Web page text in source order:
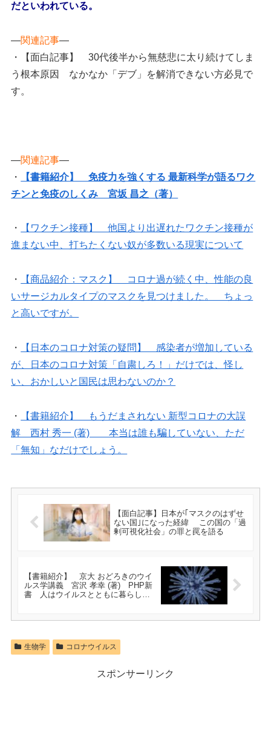
だといわれている。
—関連記事—
・【面白記事】 30代後半から無慈悲に太り続けてしま
う根本原因 なかなか「デブ」を解消できない方必見で
す。
—関連記事—
・
【書籍紹介】 免疫力を強くする 最新科学が語るワク
チンと免疫のしくみ 宮坂 昌之（著）
・
【ワクチン接種】 他国より出遅れたワクチン接種が
進まない中、打ちたくない奴が多数いる現実について
・
【商品紹介：マスク】 コロナ過が続く中、性能の良
いサージカルタイプのマスクを見つけました。 ちょっ
と高いですが。
・
【日本のコロナ対策の疑問】 感染者が増加している
が、日本のコロナ対策「自粛しろ！」だけでは、怪し
い、おかしいと国民は思わないのか？
・
【書籍紹介】 もうだまされない 新型コロナの大誤
解 西村 秀一 (著) 本当は誰も騙していない、ただ
「無知」なだけでしょう。
【面白記事】日本が｢マスクのはずせ
ない国｣になった経緯 この国の「過
剰可視化社会」の罪と罠を語る
【書籍紹介】 京大 おどろきのウイ
ルス学講義 宮沢 孝幸 (著) PHP新
書 人はウイルスとともに暮らして
生物学 コロナウイルス
スポンサーリンク